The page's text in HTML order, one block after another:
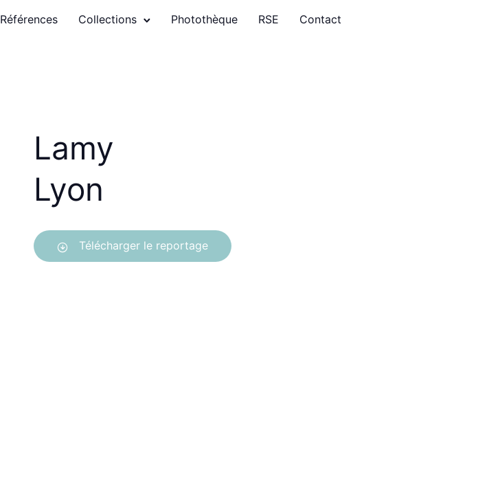
Références Collections Photothèque RSE Contact
Lamy
Lyon
Télécharger le reportage